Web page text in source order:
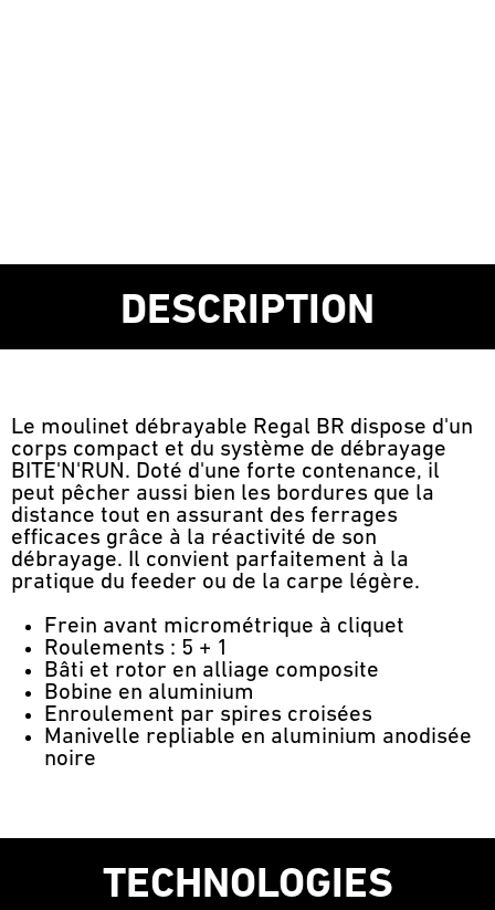
DESCRIPTION
Le moulinet débrayable Regal BR dispose d'un
corps compact et du système de débrayage
BITE'N'RUN. Doté d'une forte contenance, il
peut pêcher aussi bien les bordures que la
distance tout en assurant des ferrages
efficaces grâce à la réactivité de son
débrayage. Il convient parfaitement à la
pratique du feeder ou de la carpe légère.
Frein avant micrométrique à cliquet
Roulements : 5 + 1
Bâti et rotor en alliage composite
Bobine en aluminium
Enroulement par spires croisées
Manivelle repliable en aluminium anodisée
noire
TECHNOLOGIES